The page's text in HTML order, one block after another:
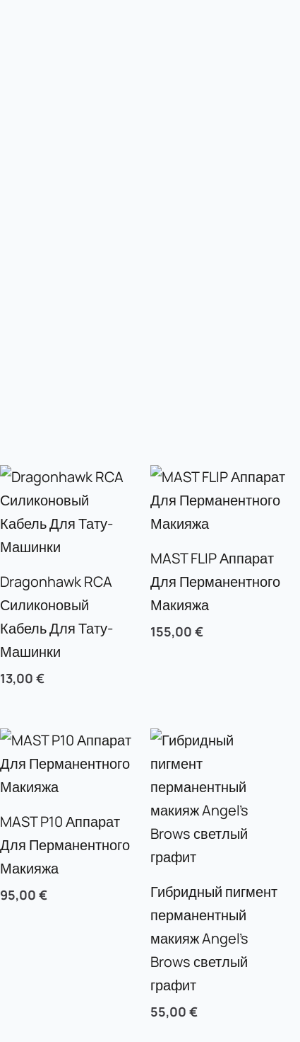
Dragonhawk RCA
Силиконовый
Кабель Для Тату-
Машинки
13,00 €
MAST FLIP Аппарат
Для Перманентного
Макияжа
155,00€
MAST P10 Аппарат
Для Перманентного
Макияжа
95,00 €
Гибридный пигмент
перманентный
макияж Angel’s
Brows светлый
графит
55,00€